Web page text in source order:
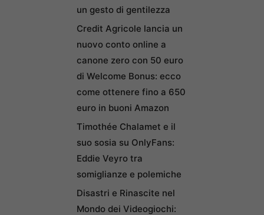
un gesto di gentilezza
Credit Agricole lancia un
nuovo conto online a
canone zero con 50 euro
di Welcome Bonus: ecco
come ottenere fino a 650
euro in buoni Amazon
Timothée Chalamet e il
suo sosia su OnlyFans:
Eddie Veyro tra
somiglianze e polemiche
Disastri e Rinascite nel
Mondo dei Videogiochi: